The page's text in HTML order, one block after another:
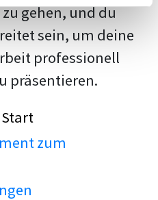
gehen, und du
sein, um deine
professionell
präsentieren.
Start
zum